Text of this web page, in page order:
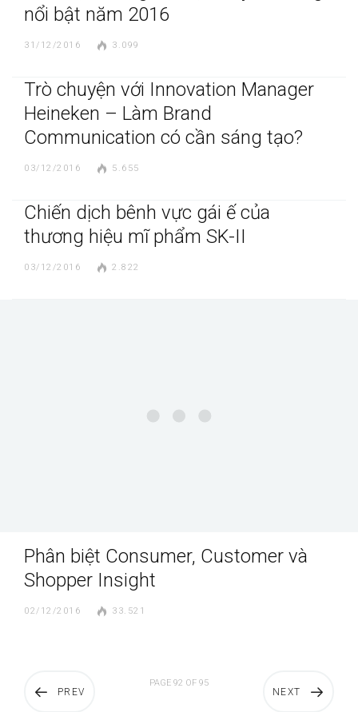
nổi bật năm 2016
31/12/2016 3.099
Trò chuyện với Innovation Manager
Heineken – Làm Brand
Communication có cần sáng tạo?
03/12/2016 5.655
Chiến dịch bênh vực gái ế của
thương hiệu mĩ phẩm SK-II
03/12/2016 2.822
Phân biệt Consumer, Customer và
Shopper Insight
02/12/2016 33.521
PREV NEXT
PAGE 92 OF 95